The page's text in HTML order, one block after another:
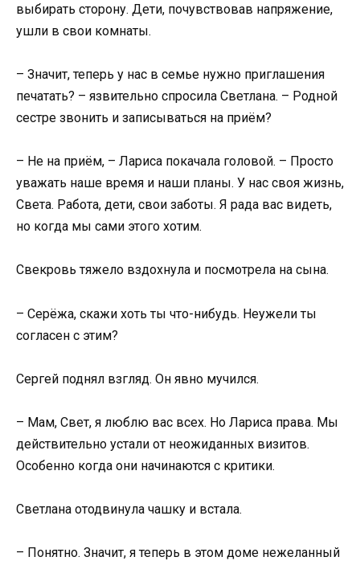
выбирать сторону. Дети, почувствовав напряжение,
ушли в свои комнаты.
– Значит, теперь у нас в семье нужно приглашения
печатать? – язвительно спросила Светлана. – Родной
сестре звонить и записываться на приём?
– Не на приём, – Лариса покачала головой. – Просто
уважать наше время и наши планы. У нас своя жизнь,
Света. Работа, дети, свои заботы. Я рада вас видеть,
но когда мы сами этого хотим.
Свекровь тяжело вздохнула и посмотрела на сына.
– Серёжа, скажи хоть ты что-нибудь. Неужели ты
согласен с этим?
Сергей поднял взгляд. Он явно мучился.
– Мам, Свет, я люблю вас всех. Но Лариса права. Мы
действительно устали от неожиданных визитов.
Особенно когда они начинаются с критики.
Светлана отодвинула чашку и встала.
– Понятно. Значит, я теперь в этом доме нежеланный